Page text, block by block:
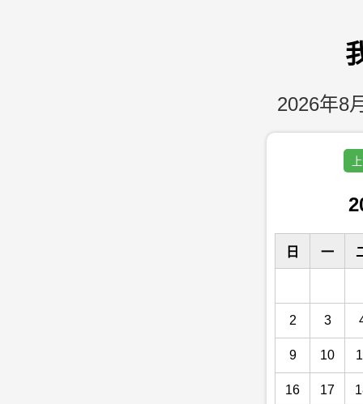
2026年8
日 一
2 3
9 10
16 17